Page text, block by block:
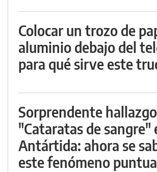
Colocar un trozo de
aluminio debajo del
para qué sirve este
Sorprendente
"Cataratas de sangre"
Antártida: ahora se
este fenómeno